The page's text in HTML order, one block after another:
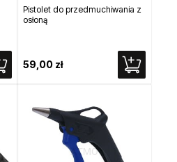
Pistolet do przedmuchiwania z
osłoną
59,00 zł